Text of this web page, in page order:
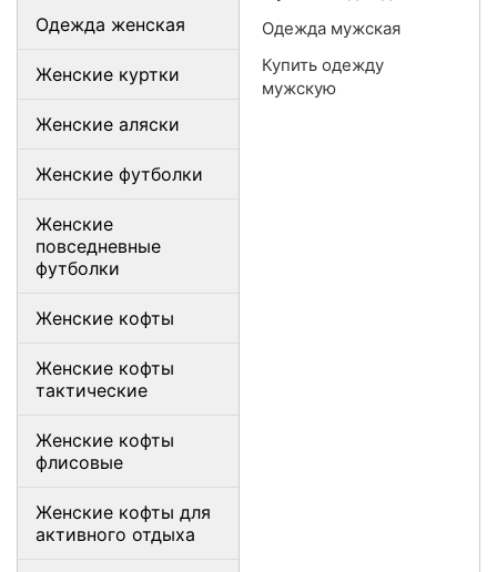
Одежда женская
Женские куртки
Женские аляски
Женские футболки
Женские
повседневные
футболки
Женские кофты
Женские кофты
тактические
Женские кофты
флисовые
Женские кофты для
активного отдыха
Одежда мужская
Купить одежду
мужскую